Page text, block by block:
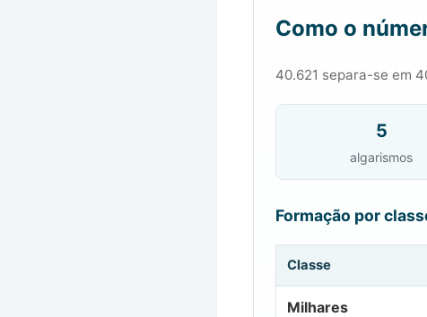
Como o
40.621 separa-se em
5
algarismos
Formação por
Classe
Milhares